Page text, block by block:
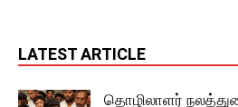
LATEST ARTICLE
தொழிலாளர்